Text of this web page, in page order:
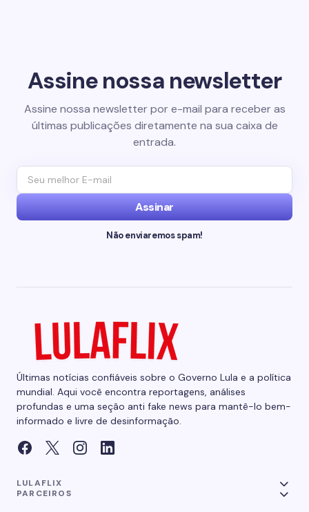
Assine nossa newsletter
Assine nossa newsletter por e-mail para receber as
últimas publicações diretamente na sua caixa de
entrada.
Assinar
Não enviaremos spam!
Últimas notícias confiáveis sobre o Governo Lula e a política
mundial. Aqui você encontra reportagens, análises
profundas e uma seção anti fake news para mantê-lo bem-
informado e livre de desinformação.
LULAFLIX
PARCEIROS